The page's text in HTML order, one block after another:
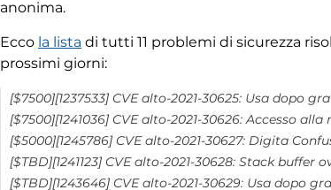
anonima.
Ecco la lista di tutti 11 problemi di sicurezza
prossimi giorni:
[$7500][1237533] CVE alto-2021-30625: Usa dopo
[$7500][1241036] CVE alto-2021-30626: Accesso
[$5000][1245786] CVE alto-2021-30627: Digita
[$TBD][1241123] CVE alto-2021-30628: Stack
[$TBD][1243646] CVE alto-2021-30629: Usa dopo